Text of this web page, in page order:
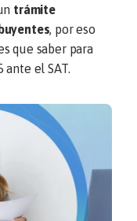
trámite
, por eso
que saber para
el SAT.